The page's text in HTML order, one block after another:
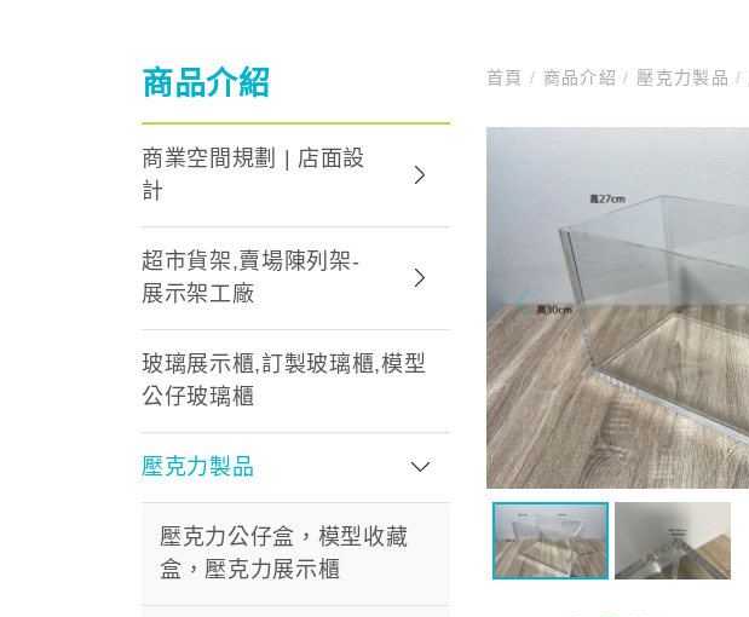
商品介紹
商業空間規劃 | 店面設
計
超市貨架,賣場陳列架-
展示架工廠
玻璃展示櫃,訂製玻璃櫃,模型
公仔玻璃櫃
壓克力製品
壓克力公仔盒，模型收藏
盒，壓克力展示櫃
首頁/ 商品介紹/ 壓克力製品/